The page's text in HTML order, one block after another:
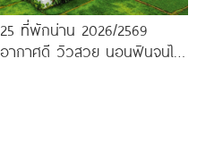
25 ที่พักน่าน 2026/2569
อากาศดี วิวสวย นอนฟินจนไม่